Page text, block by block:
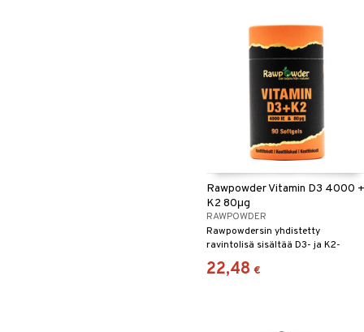
Rawpowder Vitamin D3 4000 +
K2 80μg
RAWPOWDER
Rawpowdersin yhdistetty
ravintolisä sisältää D3- ja K2-
vitamiinia huolellisesti valituissa
annoksissa.
22,48 €